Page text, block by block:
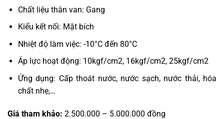
Chất liệu thân van: Gang
Kiểu kết nối: Mặt bích
Nhiệt độ làm việc: -10°C đến 80°C
Áp lực hoạt động: 10kgf/cm2, 16kgf/cm2, 25kgf/cm2
Ứng dụng: Cấp thoát nước, nước sạch, nước thải, hóa
chất nhẹ,…
Giá tham khảo: 2.500.000 – 5.000.000 đồng